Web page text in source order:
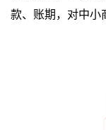
款、账期，对中小